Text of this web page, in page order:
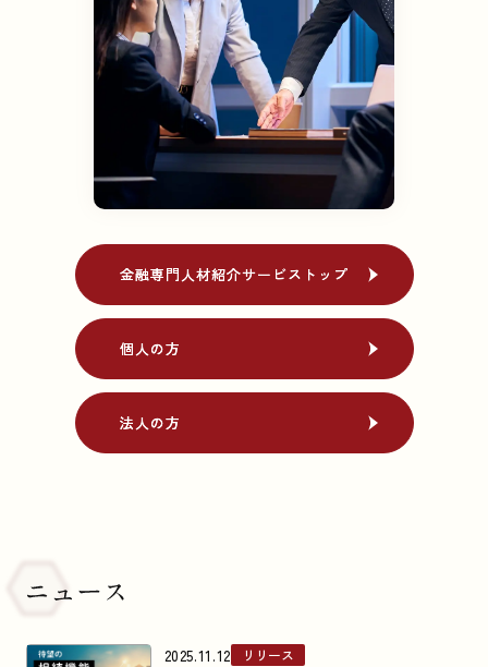
金融専門人材紹介サービストップ
金融専門人材紹介サービストップ
個人の方
個人の方
法人の方
法人の方
2025.11.12 リリース